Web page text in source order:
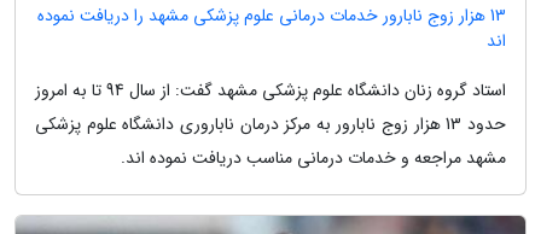
13 هزار زوج نابارور خدمات درمانی علوم پزشکی مشهد را دریافت نموده
اند
استاد گروه زنان دانشگاه علوم پزشکی مشهد گفت: از سال 94 تا به امروز
حدود 13 هزار زوج نابارور به مرکز درمان ناباروری دانشگاه علوم پزشکی
مشهد مراجعه و خدمات درمانی مناسب دریافت نموده اند.